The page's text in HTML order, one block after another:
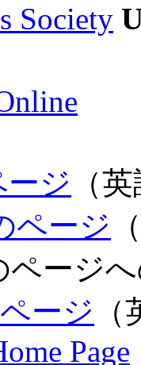
Society
ージ （
ページ
ページ
ージ
Page